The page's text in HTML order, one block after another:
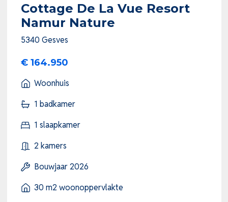
Cottage De La Vue Resort
Namur Nature
5340 Gesves
€ 164.950
Woonhuis
1 badkamer
1 slaapkamer
2 kamers
Bouwjaar 2026
30 m2 woonoppervlakte